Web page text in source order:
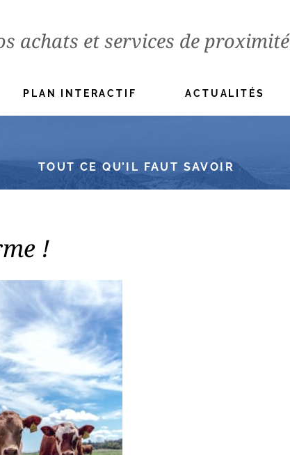
achats et services de proximité
PLAN INTERACTIF ACTUALITÉS
TOUT CE QU’IL FAUT SAVOIR
!